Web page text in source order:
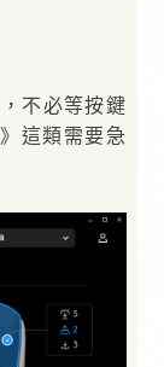
不必等按鍵
這類需要急